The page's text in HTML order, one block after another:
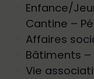
Enfance/
Cantine –
Affaires
Bâtiments
Vie